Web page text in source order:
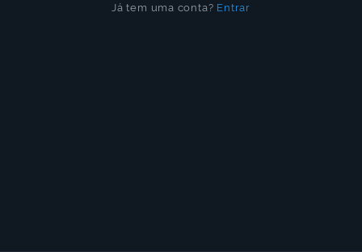
Cancelar Atualizar
Já tem uma conta? Entrar